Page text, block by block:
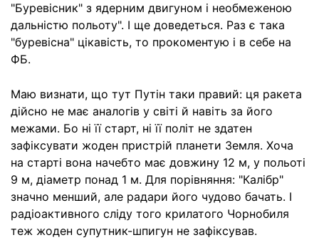
"Буревісник" з ядерним двигуном і необмеженою
дальністю польоту". І ще доведеться. Раз є така
"буревісна" цікавість, то прокоментую і в себе на
ФБ.
Маю визнати, що тут Путін таки правий: ця ракета
дійсно не має аналогів у світі й навіть за його
межами. Бо ні її старт, ні її політ не здатен
зафіксувати жоден пристрій планети Земля. Хоча
на старті вона начебто має довжину 12 м, у польоті
9 м, діаметр понад 1 м. Для порівняння: "Калібр"
значно менший, але радари його чудово бачать. І
радіоактивного сліду того крилатого Чорнобиля
теж жоден супутник-шпигун не зафіксував.